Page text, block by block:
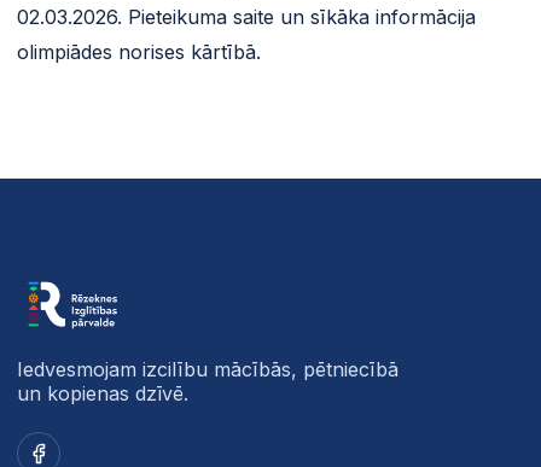
02.03.2026. Pieteikuma saite un sīkāka informācija
olimpiādes norises kārtībā.
Iedvesmojam izcilību mācībās, pētniecībā
un kopienas dzīvē.
Facebook